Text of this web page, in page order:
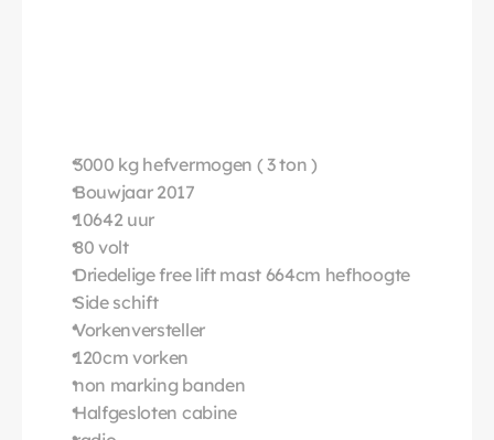
3000 kg hefvermogen ( 3 ton )
Bouwjaar 2017
10642 uur
80 volt
Driedelige free lift mast 664cm hefhoogte
Side schift
Vorkenversteller
120cm vorken
non marking banden
Halfgesloten cabine